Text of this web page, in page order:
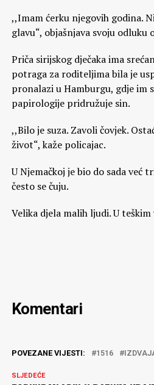
,,Imam ćerku njegovih godina.
glavu“, objašnjava svoju odluku
Priča sirijskog dječaka ima
potraga za roditeljima bila je
pronalazi u Hamburgu, gdje im
papirologije pridružuje sin.
,,Bilo je suza. Zavoli čovjek.
život“, kaže policajac.
U Njemačkoj je bio do sada već
često se čuju.
Velika djela malih ljudi. U
Komentari
POVEZANE VIJESTI: 1516
SLJEDEĆE